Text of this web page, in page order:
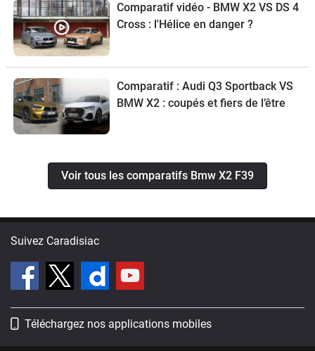
Comparatif vidéo - BMW X2 VS DS 4
Cross : l'Hélice en danger ?
Comparatif : Audi Q3 Sportback VS
BMW X2 : coupés et fiers de l’être
Voir tous les comparatifs Bmw X2 F39
Suivez Caradisiac
Téléchargez nos applications mobiles